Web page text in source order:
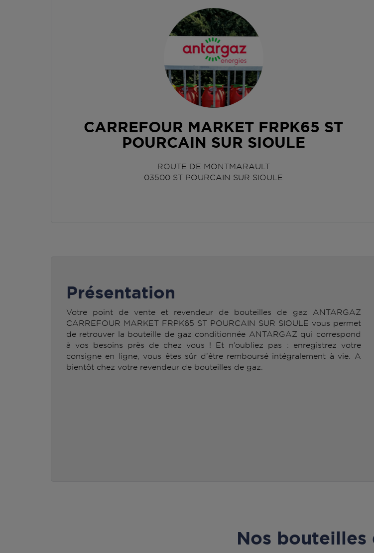
CARREFOUR MARKET FRPK65 ST
POURCAIN SUR SIOULE
ROUTE DE MONTMARAULT
03500 ST POURCAIN SUR SIOULE
Présentation
Votre point de vente et revendeur de bouteilles de gaz ANTARGAZ
CARREFOUR MARKET FRPK65 ST POURCAIN SUR SIOULE vous permet
de retrouver la bouteille de gaz conditionnée ANTARGAZ qui correspond
à vos besoins près de chez vous ! Et n’oubliez pas : enregistrez votre
consigne en ligne, vous êtes sûr d’être remboursé intégralement à vie. A
bientôt chez votre revendeur de bouteilles de gaz.
Nos bouteilles